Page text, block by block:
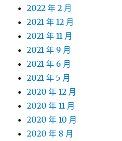
2022 年 2 月
2021 年 12 月
2021 年 11 月
2021 年 9 月
2021 年 6 月
2021 年 5 月
2020 年 12 月
2020 年 11 月
2020 年 10 月
2020 年 8 月